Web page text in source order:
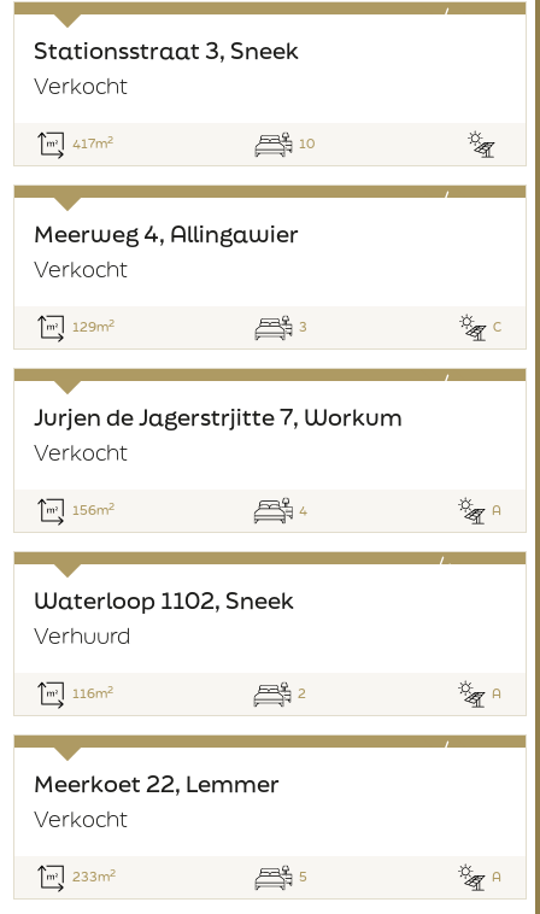
verkocht
Stationsstraat 3, Sneek
Verkocht
417m2 10
verkocht
Meerweg 4, Allingawier
Verkocht
129m2 3 C
verkocht
Jurjen de Jagerstrjitte 7, Workum
Verkocht
156m2 4 A
verhuurd
Waterloop 1102, Sneek
Verhuurd
116m2 2 A
verkocht
Meerkoet 22, Lemmer
Verkocht
233m2 5 A